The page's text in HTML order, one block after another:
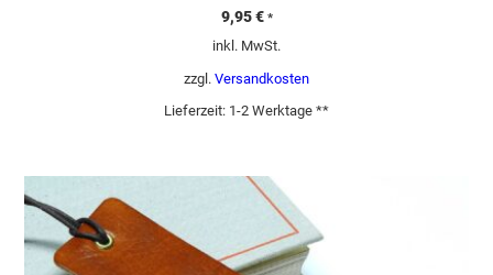
9,95€ *
inkl. MwSt.
zzgl. Versandkosten
Lieferzeit: 1-2 Werktage **